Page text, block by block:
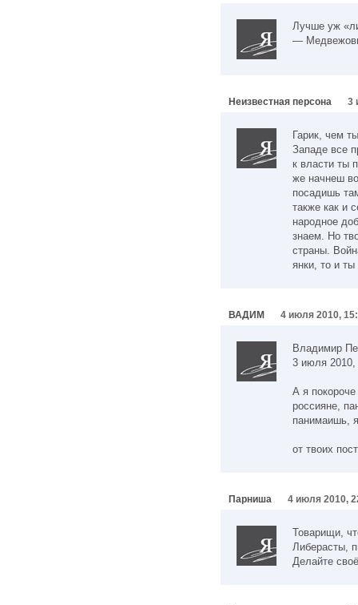
Лучше уж
—
Неизвестная персона 3
Гарик, чем
Западе все
к власти ты
же начнеш
посадишь
также как и
народное
знаем. Но
страны.
янки, то и
ВАДИМ 4 июля 2010,
Владимир
3 июля 2010,
А я
россияне,
панимаишь,
от твоих
Парниша 4 июля 2010,
Товарищи,
Либерасты,
Делайте